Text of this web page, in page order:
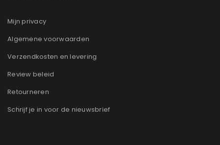
Mijn privacy
Algemene voorwaarden
Verzendkosten en levering
Review beleid
Retourneren
Schrijf je in voor de nieuwsbrief